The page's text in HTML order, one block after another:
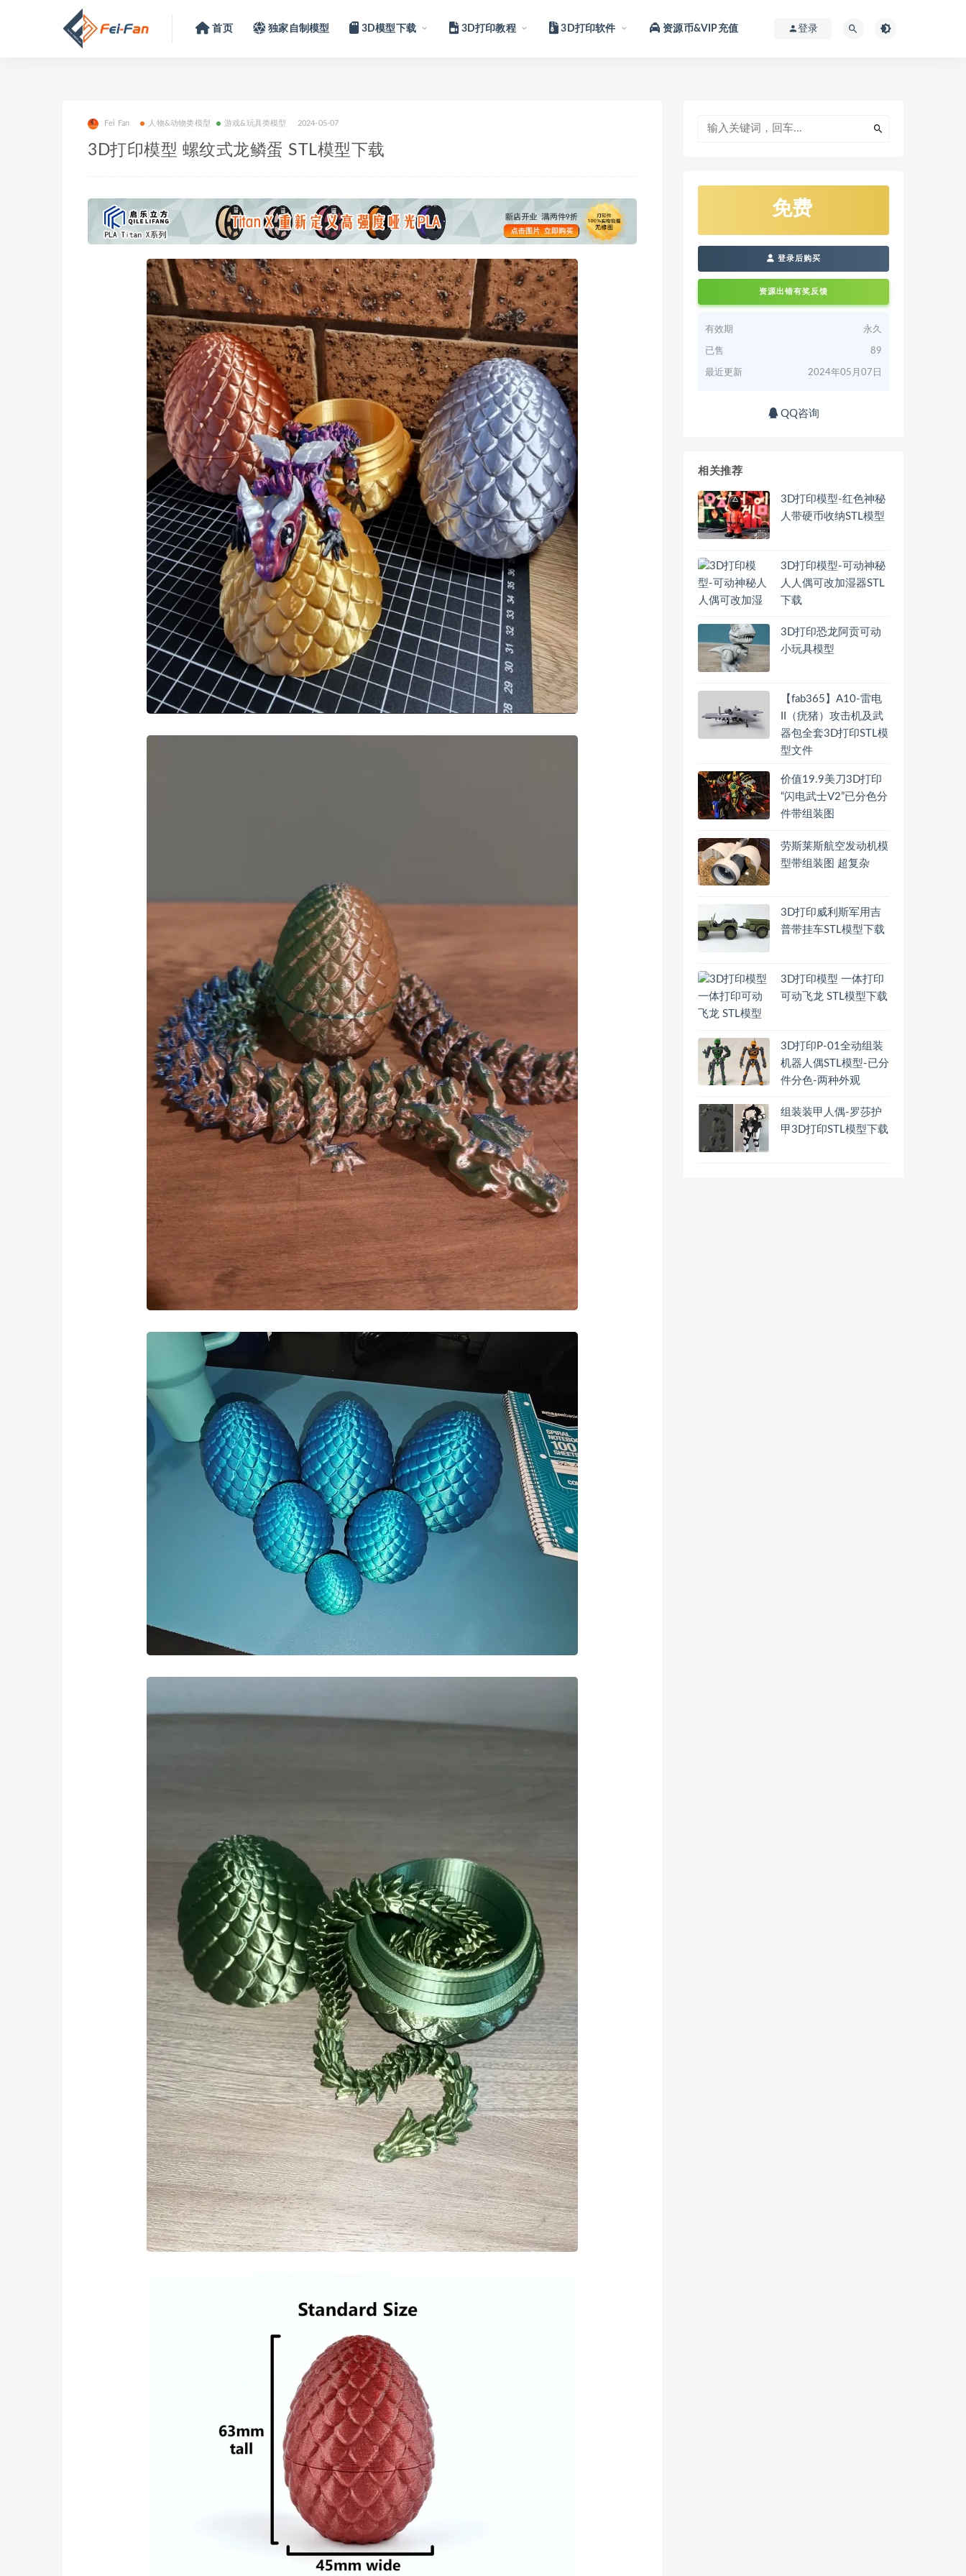
首页 独家自制模型 3D模型下载 3D打印教程 3D打印软件 资源币&VIP充值 登录
Fei Fan 人物&动物类模型 游戏&玩具类模型 2024-05-07
3D打印模型 螺纹式龙鳞蛋 STL模型下载
免费
登录后购买
资源出错有奖反馈
有效期 永久
已售 89
最近更新 2024年05月07日
QQ咨询
相关推荐
3D打印模型-红色神秘
人带硬币收纳STL模型
3D打印模型-可动神秘
人人偶可改加湿器STL
下载
3D打印恐龙阿贡可动
小玩具模型
【fab365】A10-雷电
II（疣猪）攻击机及武
器包全套3D打印STL模
型文件
价值19.9美刀3D打印
“闪电武士V2”已分色分
件带组装图
劳斯莱斯航空发动机模
型带组装图 超复杂
3D打印威利斯军用吉
普带挂车STL模型下载
3D打印模型 一体打印
可动飞龙 STL模型下载
3D打印P-01全动组装
机器人偶STL模型-已分
件分色-两种外观
组装装甲人偶-罗莎护
甲3D打印STL模型下载